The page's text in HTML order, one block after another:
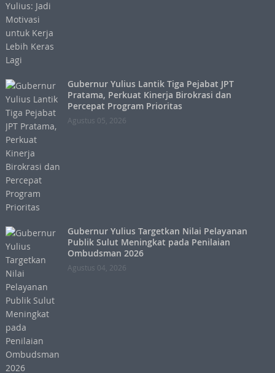
Gubernur Yulius Lantik Tiga Pejabat JPT
Pratama, Perkuat Kinerja Birokrasi dan
Percepat Program Prioritas
Agustus 05, 2026
Gubernur Yulius Targetkan Nilai Pelayanan
Publik Sulut Meningkat pada Penilaian
Ombudsman 2026
Agustus 04, 2026